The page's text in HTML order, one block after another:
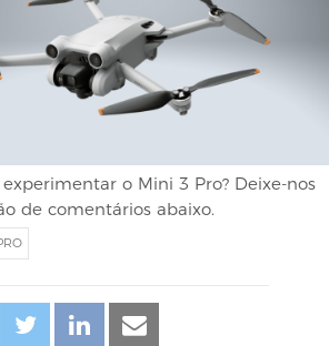
o Mini 3 Pro? Deixe-nos
de comentários abaixo.